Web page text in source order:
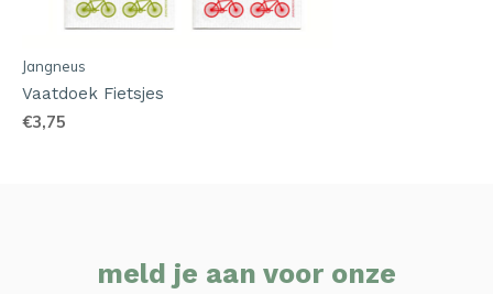
Jangneus
Vaatdoek Fietsjes
€3,75
meld je aan voor onze